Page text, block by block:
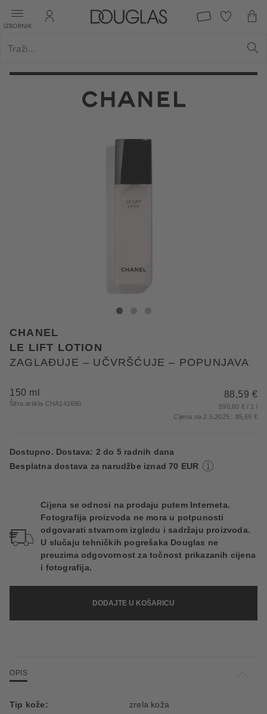
IZBORNIK
CHANEL ZAGLAĐUJE – UČVRŠĆUJE – POPUNJAVA
CHANEL
LE LIFT LOTION
ZAGLAĐUJE – UČVRŠĆUJE – POPUNJAVA
150 ml
Šifra artikla CHA141690
88,59 €
590,60 € / 1 l
Cijena na 2.5.2025.: 85,69 €
Dostupno. Dostava: 2 do 5 radnih dana
Besplatna dostava za narudžbe iznad 70 EUR
Cijena se odnosi na prodaju putem Interneta.
Fotografija proizvoda ne mora u potpunosti
odgovarati stvarnom izgledu i sadržaju proizvoda.
U slučaju tehničkih pogrešaka Douglas ne
preuzima odgovornost za točnost prikazanih cijena
i fotografija.
DODAJTE U KOŠARICU
OPIS
Tip kože:
zrela koža